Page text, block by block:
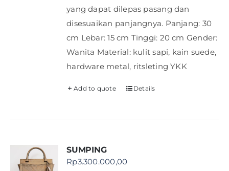
yang dapat dilepas pasang dan
disesuaikan panjangnya. Panjang: 30
cm Lebar: 15 cm Tinggi: 20 cm Gender:
Wanita Material: kulit sapi, kain suede,
hardware metal, ritsleting YKK
Add to quote Details
SUMPING
Rp3.300.000,00